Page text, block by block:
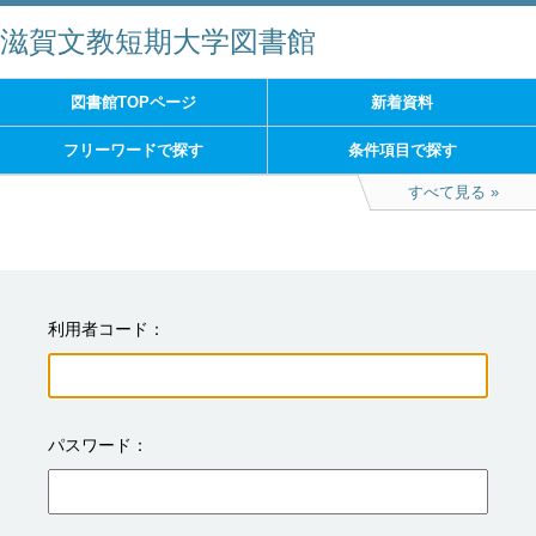
滋賀文教短期大学図書館
図書館TOPページ 新着資料
フリーワードで探す 条件項目で探す
すべて見る
利用者コード
パスワード